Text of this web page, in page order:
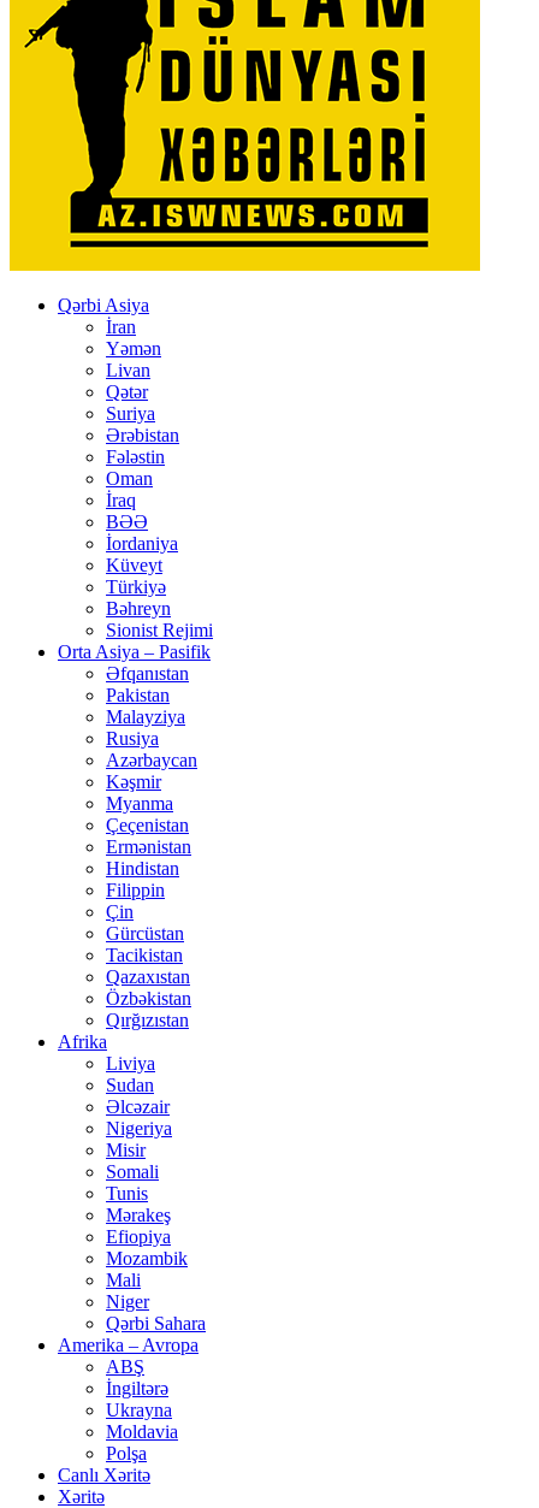
Qərbi Asiya
İran
Yəmən
Livan
Qətər
Suriya
Ərəbistan
Fələstin
Oman
İraq
BƏƏ
İordaniya
Küveyt
Türkiyə
Bəhreyn
Sionist Rejimi
Orta Asiya – Pasifik
Əfqanıstan
Pakistan
Malayziya
Rusiya
Azərbaycan
Kəşmir
Myanma
Çeçenistan
Ermənistan
Hindistan
Filippin
Çin
Gürcüstan
Tacikistan
Qazaxıstan
Özbəkistan
Qırğızıstan
Afrika
Liviya
Sudan
Əlcəzair
Nigeriya
Misir
Somali
Tunis
Mərakeş
Efiopiya
Mozambik
Mali
Niger
Qərbi Sahara
Amerika – Avropa
ABŞ
İngiltərə
Ukrayna
Moldavia
Polşa
Canlı Xəritə
Xəritə